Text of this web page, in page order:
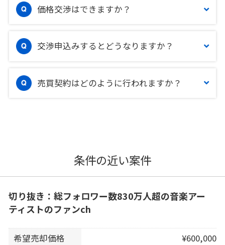
価格交渉はできますか？
交渉申込みするとどうなりますか？
売買契約はどのように行われますか？
条件の近い案件
切り抜き：総フォロワー数830万人超の音楽アー
ティストのファンch
希望売却価格
¥600,000